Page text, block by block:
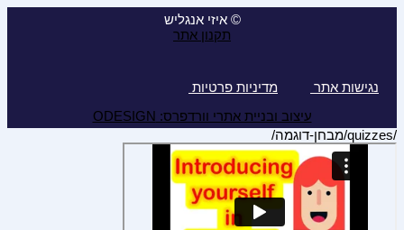
© איזי אנגליש
תקנון אתר
נגישות אתר מדיניות פרטיות
עיצוב ובניית אתרי וורדפרס: ODESIGN
/quizzes/מבחן-דוגמה/